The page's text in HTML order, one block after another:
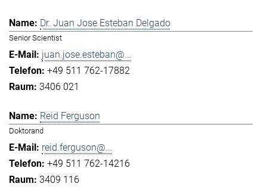
Dr. Juan Jose Esteban Delgado
Senior Scientist
juan.jose.esteban@...
+49 511 762-17882
3406 021
Reid Ferguson
Doktorand
reid.ferguson@...
+49 511 762-14216
3409 116